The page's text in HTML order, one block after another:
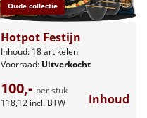
Oude collectie
Hotpot Festijn
Inhoud: 18 artikelen
Voorraad: Uitverkocht
100,- per stuk
118,12 incl. BTW Inhoud